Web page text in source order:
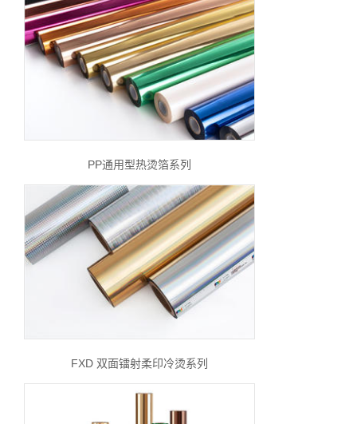
PP通用型热烫箔系列
FXD 双面镭射柔印冷烫系列